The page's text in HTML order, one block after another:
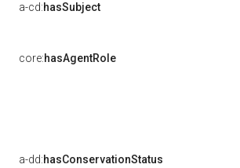
a-cd:hasSubject
core:hasAgentRole
a-dd:hasConservationStatus